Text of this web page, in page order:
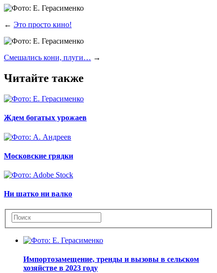
← Это просто кино!
Смешались кони, плуги… →
Читайте также
Ждем богатых урожаев
Московские грядки
Ни шатко ни валко
Импортозамещение, тренды и вызовы в сельском
хозяйстве в 2023 году